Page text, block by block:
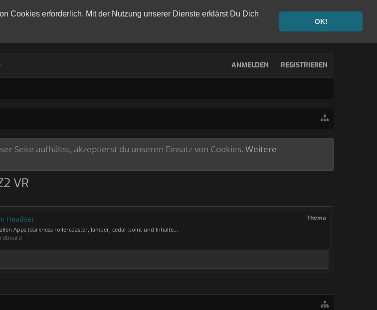
Cookies erforderlich. Mit der Nutzung unserer Dienste erklärst Du Dich
OK!
ANMELDEN REGISTRIEREN
Seite aufhältst, akzeptierst du unseren Einsatz von Cookies. Weitere
VR
Thema
Headset
Apps (darkness rollercoaster, lamper, cedar point und Inhalte...